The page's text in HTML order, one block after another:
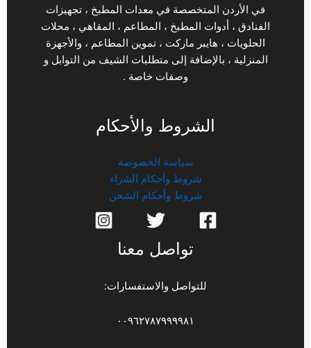
في الأردن المتخصصة في معدات المطبخ ، تجهيزات
الفنادق ، أدوات المطبخ ، المطاعم ، المقاهي ، محلات
الحلويات ، هايبر ماركت ، تموين المطاعم ، والأجهزة
المنزلية ، بالإضافة إلى متطلبات الشيف من التوابل و
وصفات خاصة .
الشروط والأحكام
سياسة الخصوصة
شروط وأحكام الشراء
شروط وأحكام الشحن
تواصل معنا
للتواصل والاستفسارات:
٠٠٩٦٢٧٨٧٩٩٩٩٨١